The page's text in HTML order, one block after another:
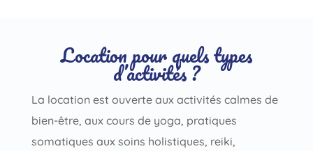
Location pour quels types
d’activités ?
La location est ouverte aux activités calmes de
bien-être, aux cours de yoga, pratiques
somatiques aux soins holistiques, reiki,